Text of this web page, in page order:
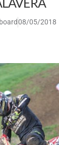
08/05/2018